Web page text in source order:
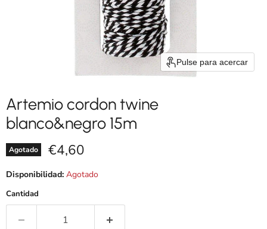
Pulse para acercar
Artemio cordon twine
blanco&negro 15m
Agotado Precio actual
€4,60
Disponibilidad: Agotado
Cantidad